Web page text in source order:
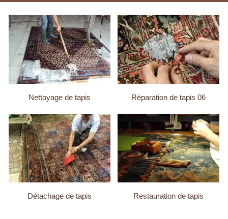
Nettoyage de tapis Réparation de tapis 06
Détachage de tapis Restauration de tapis